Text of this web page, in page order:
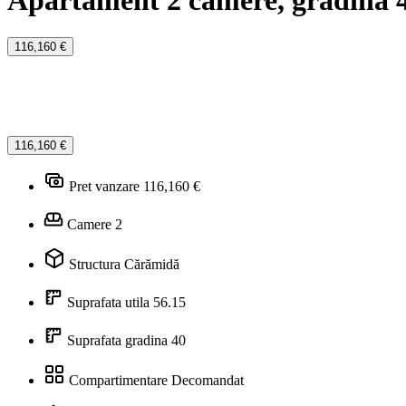
116,160 €
116,160 €
Pret vanzare 116,160 €
Camere 2
Structura Cărămidă
Suprafata utila 56.15
Suprafata gradina 40
Compartimentare Decomandat